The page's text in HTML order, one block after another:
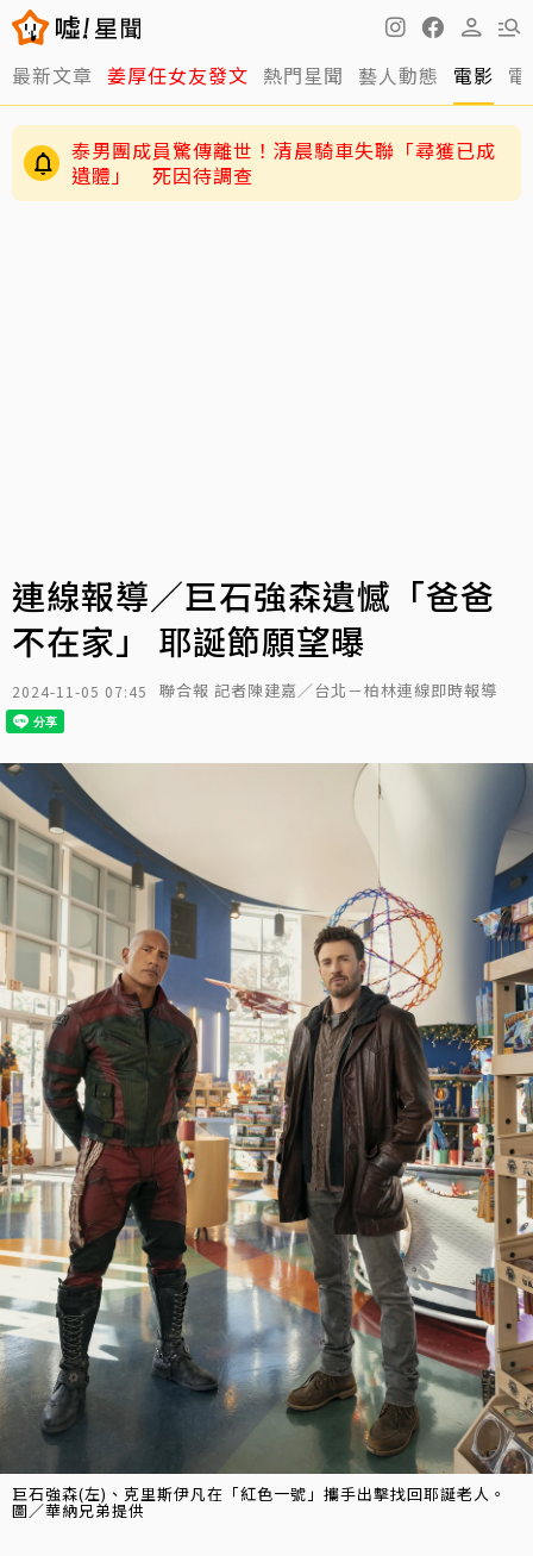
最新文章 姜厚任女友發文 熱門星聞 藝人動態 電影
泰男團成員驚傳離世！清晨騎車失聯「尋獲已成
遺體」 死因待調查
連線報導／巨石強森遺憾「爸爸
不在家」 耶誕節願望曝
2024-11-05 07:45 聯合報 記者陳建嘉／台北－柏林連線即時報導
巨石強森(左)、克里斯伊凡在「紅色一號」攜手出擊找回耶誕老人。
圖／華納兄弟提供